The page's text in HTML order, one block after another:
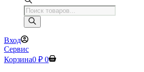
Поиск
товаров
Вход
Сервис
Корзина0 ₽ 0